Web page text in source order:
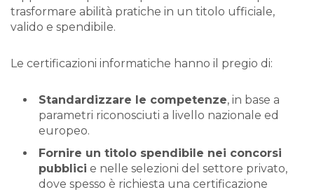
trasformare abilità pratiche in un titolo ufficiale,
valido e spendibile.
Le certificazioni informatiche hanno il pregio di:
Standardizzare le competenze, in base a
parametri riconosciuti a livello nazionale ed
europeo.
Fornire un titolo spendibile nei concorsi
pubblici e nelle selezioni del settore privato,
dove spesso è richiesta una certificazione